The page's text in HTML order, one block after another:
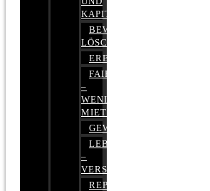
KAPITALMARKTRECHT
BEWERTUNGEN
LÖSCHEN
ERBRECHT
FAIRMIETEN
–
WENIGER
MIETE
GEWERBERECHT
LEBENSVERSICHERUNG
–
VERSICHERUNGSRECHT
REPUTATIONSRECHT